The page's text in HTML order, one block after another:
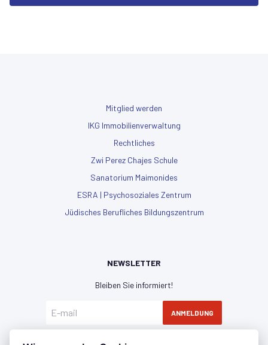
Mitglied werden
IKG Immobilienverwaltung
Rechtliches
Zwi Perez Chajes Schule
Sanatorium Maimonides
ESRA | Psychosoziales Zentrum
Jüdisches Berufliches Bildungszentrum
NEWSLETTER
Bleiben Sie informiert!
ANMELDUNG